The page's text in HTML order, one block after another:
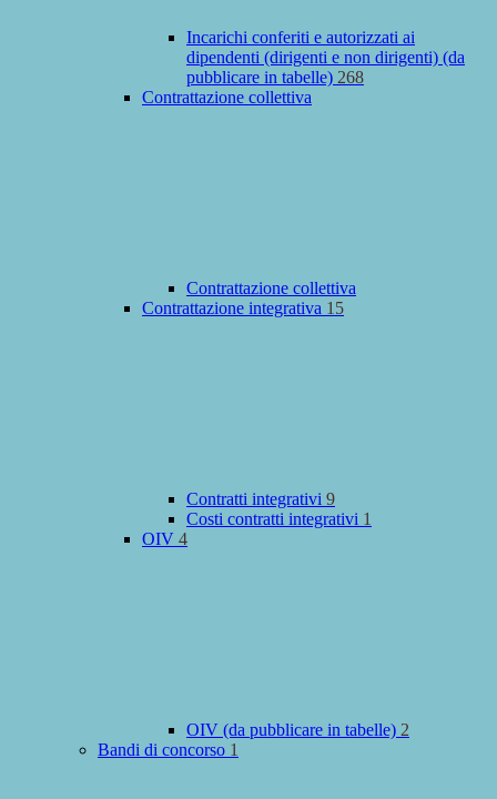
Incarichi conferiti e autorizzati ai
dipendenti (dirigenti e non dirigenti) (da
pubblicare in tabelle) 268
Contrattazione collettiva
Contrattazione collettiva
Contrattazione integrativa 15
Contratti integrativi 9
Costi contratti integrativi 1
OIV 4
OIV (da pubblicare in tabelle) 2
Bandi di concorso 1